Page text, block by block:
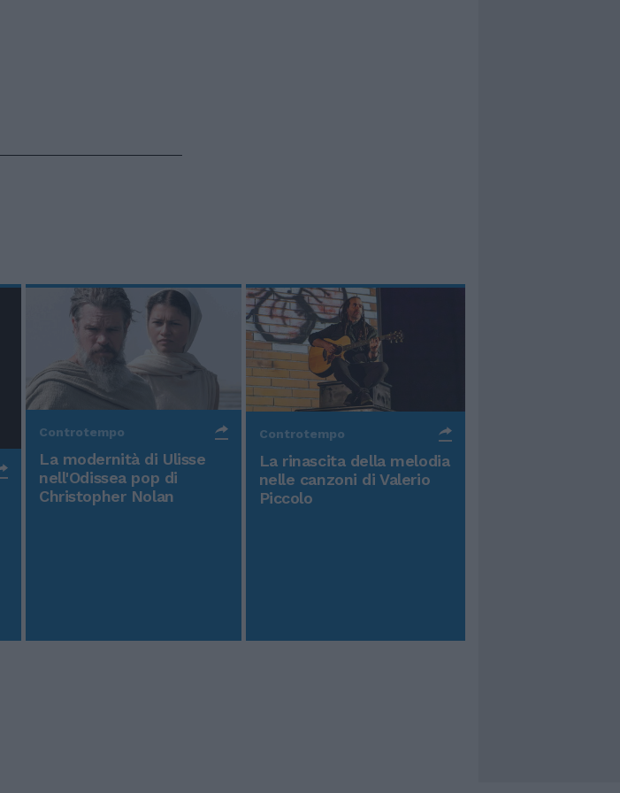
Controtempo
La modernità di Ulisse
nell'Odissea pop di
Christopher Nolan
Controtempo
La rinascita della melodia
nelle canzoni di Valerio
Piccolo